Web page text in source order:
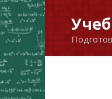
Перейти
к
содержанию